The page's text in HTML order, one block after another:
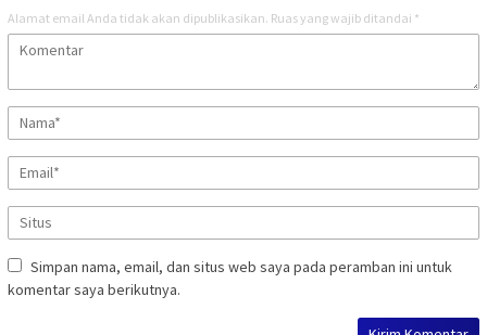
Alamat email Anda tidak akan dipublikasikan. Ruas yang wajib ditandai *
Simpan nama, email, dan situs web saya pada peramban ini untuk
komentar saya berikutnya.